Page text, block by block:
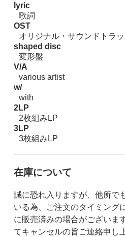
lyric
歌詞
OST
オリジナル・サウンドトラッ
shaped disc
変形盤
V/A
various artist
w/
with
2LP
2枚組みLP
3LP
3枚組みLP
在庫について
誠に恐れ入りますが、他所で
いる為、ご注文のタイミング
に販売済みの場合がございま
てキャンセルの旨ご連絡申し